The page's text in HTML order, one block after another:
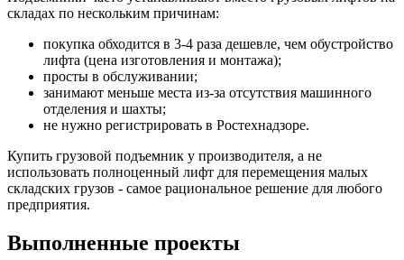
складах по нескольким причинам:
покупка обходится в 3-4 раза дешевле, чем обустройство
лифта (цена изготовления и монтажа);
просты в обслуживании;
занимают меньше места из-за отсутствия машинного
отделения и шахты;
не нужно регистрировать в Ростехнадзоре.
Купить грузовой подъемник у производителя, а не
использовать полноценный лифт для перемещения малых
складских грузов - самое рациональное решение для любого
предприятия.
Выполненные проекты